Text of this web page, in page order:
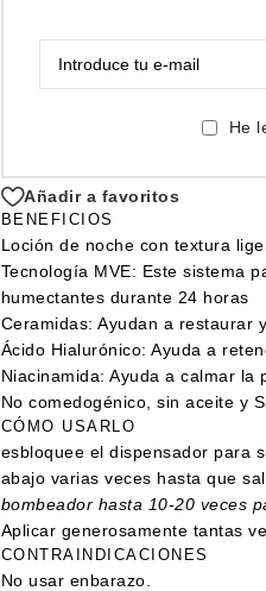
He
Añadir a favoritos
BENEFICIOS
Loción de noche con textura
Tecnología MVE: Este sistema
humectantes durante 24 horas
Ceramidas: Ayudan a restaurar
Ácido Hialurónico: Ayuda a
Niacinamida: Ayuda a calmar la
No comedogénico, sin aceite y
CÓMO USARLO
esbloquee el dispensador para
abajo varias veces hasta que
bombeador hasta 10-20 veces
Aplicar generosamente tantas
CONTRAINDICACIONES
No usar enbarazo.